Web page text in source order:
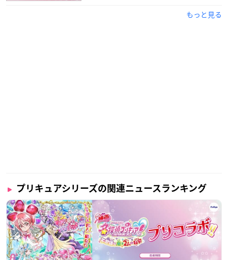
— 『映画デリシャスパーティ♡プリキュア 夢みる♡お子さ
まランチ！』 (@precure_movie)November 30, 2020
💗#映画プリキュア最新作💗
🎬特報解禁🎬#ヒープリが東京に登場🗼✨
もっと見る
プリキュアシリーズの関連ニュースランキング